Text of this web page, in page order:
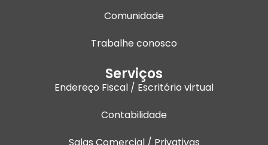
Comunidade
Trabalhe conosco
Serviços
Endereço Fiscal / Escritório virtual
Contabilidade